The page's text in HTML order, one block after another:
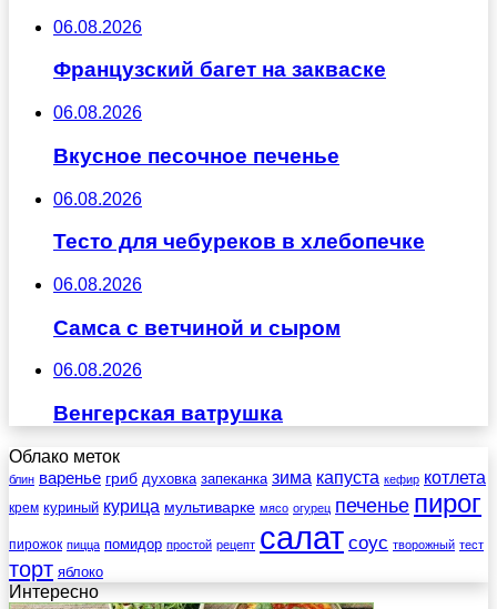
06.08.2026
Французский багет на закваске
06.08.2026
Вкусное песочное печенье
06.08.2026
Тесто для чебуреков в хлебопечке
06.08.2026
Самса с ветчиной и сыром
06.08.2026
Венгерская ватрушка
Облако меток
блин варенье гриб духовка запеканка зима капуста кефир котлета
крем куриный курица мультиварке мясо огурец печенье пирог
пирожок пицца помидор простой рецепт салат соус творожный тест
торт яблоко
Интересно